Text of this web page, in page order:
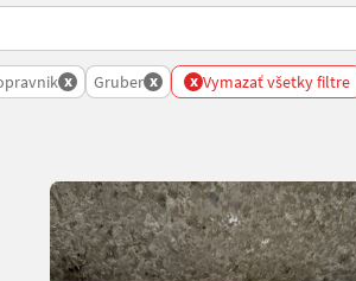
x Gruber x x Vymazať všetky filtre